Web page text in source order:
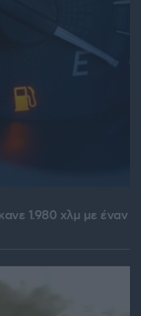
1.980 χλμ με έναν